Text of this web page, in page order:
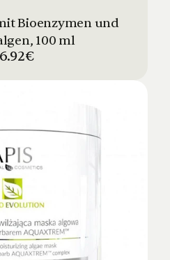
Bioenzymen und
100 ml